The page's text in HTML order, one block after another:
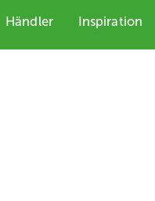
Händler Inspiration